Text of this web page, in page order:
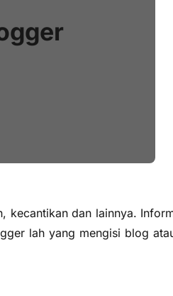
kecantikan dan lainnya.
lah yang mengisi blog